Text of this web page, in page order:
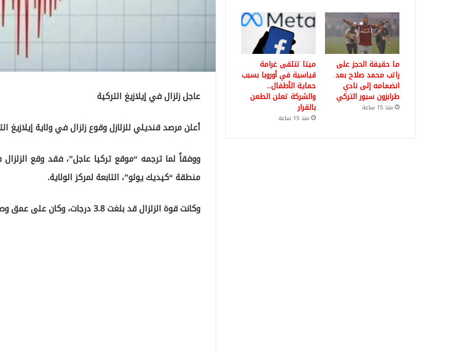
عاجل زلزال في إيلازيغ التركية
أعلن مرصد قنديلي للزلازل وقوع زلزال في ولاية إيلازيغ
منطقة “كيديك يولو”، التابعة لمركز الولاية.
وكانت قوة الزلزال قد بلغت 3.8 درجات، وكان على عمق وصل إلى 2.7 كيلومترات، وشعر به سكان الولاية.
ما حقيقة الحجز على
راتب محمد صلاح بعد
انضمامه إلى نادي
طرابزون سبور التركي
منذ 15 ساعة
ميتا تتلقى غرامة
قياسية في أوروبا بسبب
حماية الأطفال..
والشركة تعلن الطعن
بالقرار
منذ 15 ساعة